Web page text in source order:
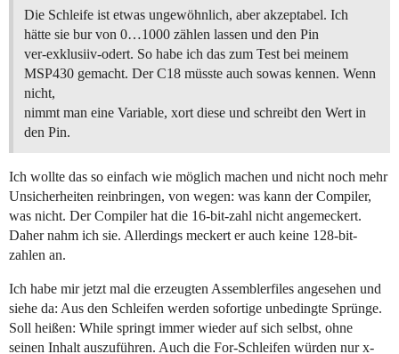
Die Schleife ist etwas ungewöhnlich, aber akzeptabel. Ich
hätte sie bur von 0…1000 zählen lassen und den Pin
ver-exklusiiv-odert. So habe ich das zum Test bei meinem
MSP430 gemacht. Der C18 müsste auch sowas kennen. Wenn
nicht,
nimmt man eine Variable, xort diese und schreibt den Wert in
den Pin.
Ich wollte das so einfach wie möglich machen und nicht noch mehr
Unsicherheiten reinbringen, von wegen: was kann der Compiler,
was nicht. Der Compiler hat die 16-bit-zahl nicht angemeckert.
Daher nahm ich sie. Allerdings meckert er auch keine 128-bit-
zahlen an.
Ich habe mir jetzt mal die erzeugten Assemblerfiles angesehen und
siehe da: Aus den Schleifen werden sofortige unbedingte Sprünge.
Soll heißen: While springt immer wieder auf sich selbst, ohne
seinen Inhalt auszuführen. Auch die For-Schleifen würden nur x-